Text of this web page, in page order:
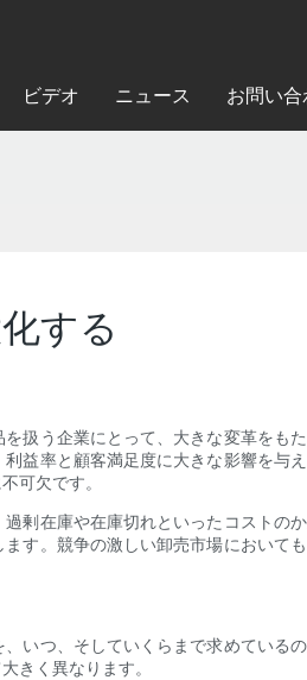
ビデオ ニュース お問い合
する
扱う企業にとって、大きな変革を
益率と顧客満足度に大きな影響を
可欠です。
剰在庫や在庫切れといったコスト
す。競争の激しい卸売市場において
いつ、そしていくらまで求めている
きく異なります。